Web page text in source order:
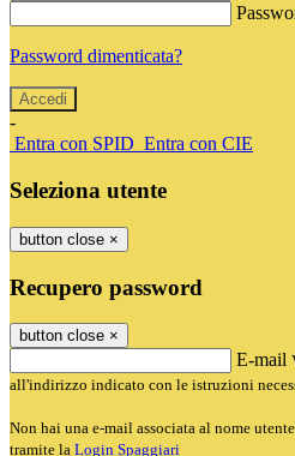
Password dimenticata?
-
Entra con SPID Entra con CIE
Seleziona utente
button close ×
Recupero password
button close ×
E-mail
all'indirizzo indicato con le istruzioni
Non hai una e-mail associata al nome
tramite la Login Spaggiari